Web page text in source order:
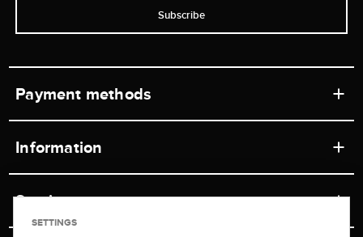
Subscribe
Payment methods
Information
Retail store
Service
SETTINGS